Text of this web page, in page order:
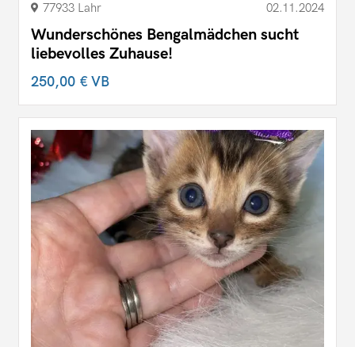
77933 Lahr 02.11.2024
Wunderschönes Bengalmädchen sucht
liebevolles Zuhause!
250,00 €VB